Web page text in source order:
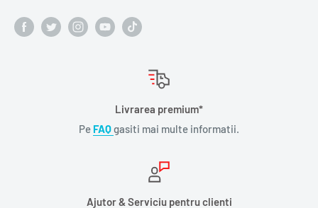
Livrarea premium*
Pe FAQgasiti mai multe informatii.
Ajutor & Serviciu pentru clienti